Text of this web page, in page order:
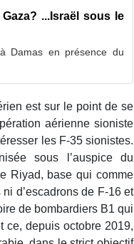
...Israël sous le
Damas en présence du
est sur le point de se
aérienne sioniste
les F-35 sionistes.
sous l’auspice du
Riyad, base qui comme
d’escadrons de F-16 et
de bombardiers B1 qui
ce, depuis octobre 2019,